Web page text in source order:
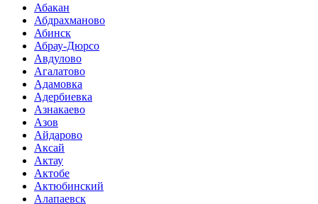
Абакан
Абдрахманово
Абинск
Абрау-Дюрсо
Авдулово
Агалатово
Адамовка
Адербиевка
Азнакаево
Азов
Айдарово
Аксай
Актау
Актобе
Актюбинский
Алапаевск